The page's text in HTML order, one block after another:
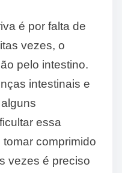
é por falta de
vezes, o
pelo intestino.
intestinais e
essa
comprimido
vezes é preciso